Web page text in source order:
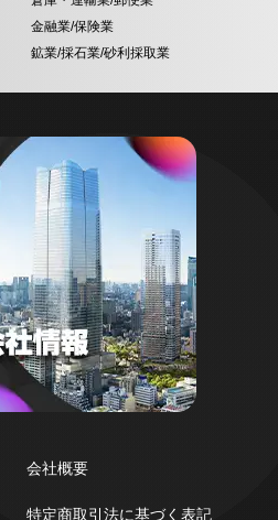
金融業/保険業
鉱業/採石業/砂利採取業
会社概要
特定商取引法に基づく表記